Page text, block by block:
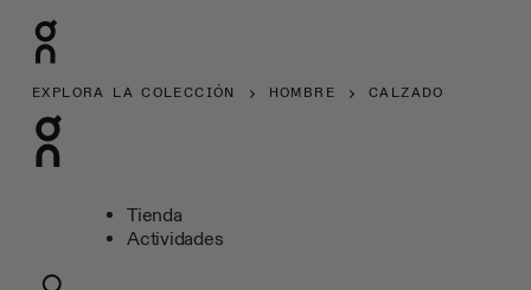
EXPLORA LA COLECCIÓN HOMBRE CALZADO
Tienda
Actividades